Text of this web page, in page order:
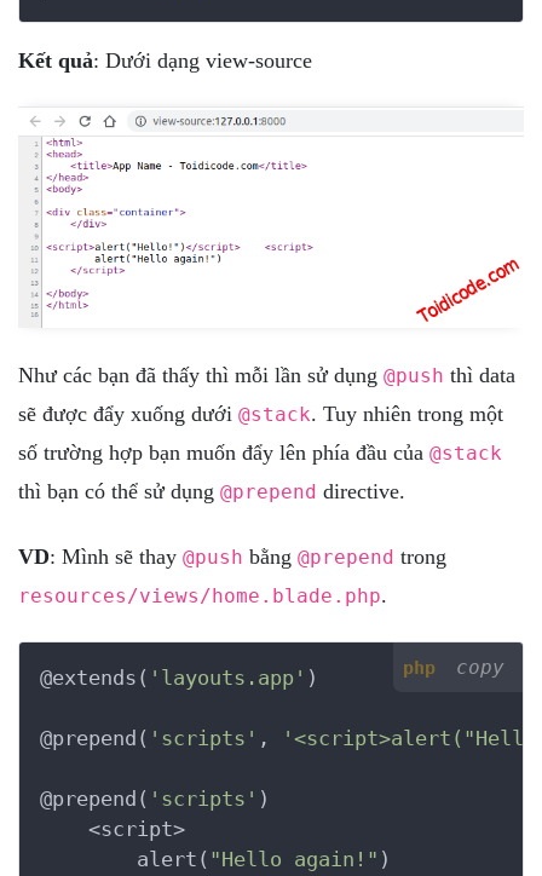
Kết quả: Dưới dạng view-source
Như các bạn đã thấy thì mỗi lần sử dụng @push thì data
sẽ được đẩy xuống dưới @stack. Tuy nhiên trong một
số trường hợp bạn muốn đẩy lên phía đầu của @stack
thì bạn có thể sử dụng @prepend directive.
VD: Mình sẽ thay @push bằng @prepend trong
resources/views/home.blade.php.
php copy
@extends( 'layouts.app' )
@prepend( 'scripts' ,
@prepend( 'scripts' )
    <script>
        alert(
"Hello again!" )